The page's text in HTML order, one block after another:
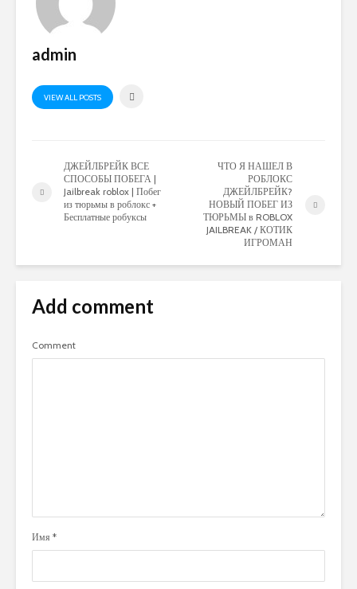
admin
VIEW ALL POSTS
ДЖЕЙЛБРЕЙК ВСЕ
СПОСОБЫ ПОБЕГА |
Jailbreak roblox | Побег
из тюрьмы в роблокс +
Бесплатные робуксы
ЧТО Я НАШЕЛ В
РОБЛОКС
ДЖЕЙЛБРЕЙК?
НОВЫЙ ПОБЕГ ИЗ
ТЮРЬМЫ в ROBLOX
JAILBREAK / КОТИК
ИГРОМАН
Add comment
Comment
Имя *